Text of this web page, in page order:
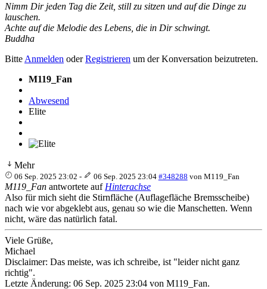
Nimm Dir jeden Tag die Zeit, still zu sitzen und auf die Dinge zu
lauschen.
Achte auf die Melodie des Lebens, die in Dir schwingt.
Buddha
Bitte Anmelden oderRegistrieren um der Konversation beizutreten.
M119_Fan
Abwesend
Elite
Mehr
06 Sep. 2025 23:02 - 06 Sep. 2025 23:04 #348288 von M119_Fan
M119_Fan antwortete auf Hinterachse
Also für mich sieht die Stirnfläche (Auflagefläche Bremsscheibe)
nach wie vor abgeklebt aus, genau so wie die Manschetten. Wenn
nicht, wäre das natürlich fatal.
Viele Grüße,
Michael
Disclaimer: Das meiste, was ich schreibe, ist "leider nicht ganz
richtig".
Letzte Änderung: 06 Sep. 2025 23:04 von M119_Fan.